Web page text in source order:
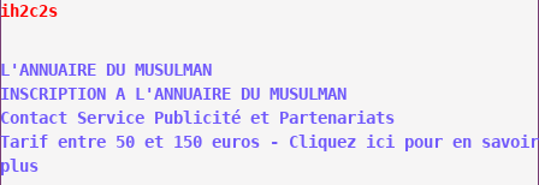
ih2c2s
L'ANNUAIRE DU MUSULMAN
INSCRIPTION A L'ANNUAIRE DU MUSULMAN
Contact Service Publicité et Partenariats
Tarif entre 50 et 150 euros - Cliquez ici pour en savoir
plus